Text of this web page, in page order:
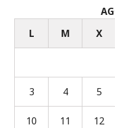
L
M X
3 4 5
10 11 12